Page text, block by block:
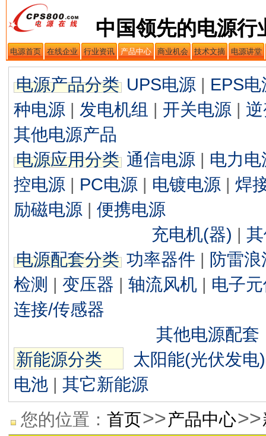
中国领先的电源行
电源首页 在线企业 行业资讯 产品中心 商业机会 技术文摘 电源讲堂
电源产品分类 UPS电源 | EPS电
种电源 | 发电机组 | 开关电源 |
其他电源产品
电源应用分类 通信电源 | 电力电
控电源 | PC电源 | 电镀电源 | 焊
励磁电源 | 便携电源
充电机(器) |
电源配套分类 功率器件 | 防雷浪
检测 | 变压器 | 轴流风机 | 电子
连接/传感器
其他电源配套
新能源分类
太阳能(光伏发电)
电池 | 其它新能源
您的位置： 首页>>产品中心>>